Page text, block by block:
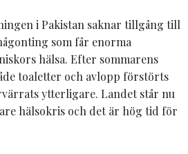
i Pakistan saknar tillgång till
som får enorma
hälsa. Efter sommarens
toaletter och avlopp förstörts
ytterligare. Landet står nu
hälsokris och det är hög tid för